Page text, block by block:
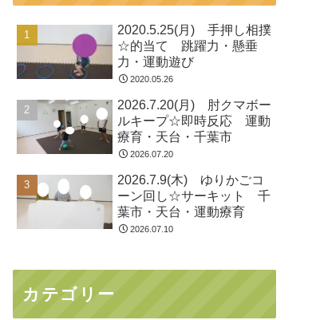
2020.5.25(月) 手押し相撲
☆的当て 跳躍力・懸垂
力・運動遊び
2020.05.26
2026.7.20(月) 肘クマボー
ルキープ☆即時反応 運動
療育・天台・千葉市
2026.07.20
2026.7.9(木) ゆりかごコ
ーン回し☆サーキット 千
葉市・天台・運動療育
2026.07.10
カテゴリー